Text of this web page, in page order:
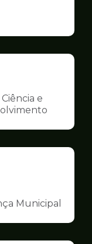
e
Municipal